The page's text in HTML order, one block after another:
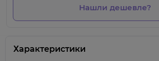
Нашли дешевле?
Характеристики